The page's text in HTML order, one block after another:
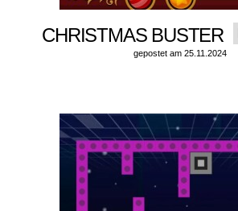
CHRISTMAS BUSTER
gepostet am 25.11.2024